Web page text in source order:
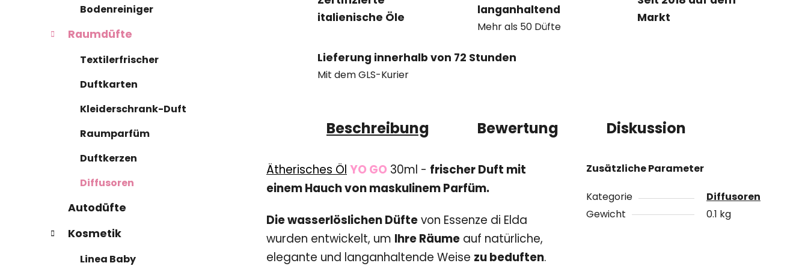
Bodenreiniger
Raumdüfte
Textilerfrischer
Duftkarten
Kleiderschrank-Duft
Raumparfüm
Duftkerzen
Diffusoren
Autodüfte
Kosmetik
Linea Baby
italienische Öle
langanhaltend
Mehr als 50 Düfte
Markt
Lieferung innerhalb von 72 Stunden
Mit dem GLS-Kurier
Beschreibung Bewertung Diskussion
Ätherisches Öl YO GO 30ml - frischer Duft mit
einem Hauch von maskulinem Parfüm.
Die wasserlöslichen Düftevon Essenze di Elda
wurden entwickelt, um Ihre Räume auf natürliche,
elegante und langanhaltende Weise zu beduften.
Zusätzliche Parameter
Kategorie
Diffusoren
Gewicht
0.1 kg